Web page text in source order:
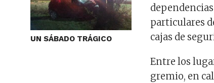
UN SÁBADO TRÁGICO
particulares
cajas de
Entre los
gremio, en